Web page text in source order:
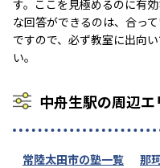
す。ここを見極めるのに有
な回答ができるのは、合って
ですので、必ず教室に出向
い。
中舟生駅の周辺
常陸太田市の塾一覧 那